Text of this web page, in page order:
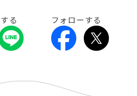
る フォローする